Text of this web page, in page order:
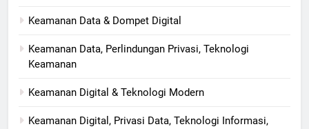
Keamanan Data & Dompet Digital
Keamanan Data, Perlindungan Privasi, Teknologi
Keamanan
Keamanan Digital & Teknologi Modern
Keamanan Digital, Privasi Data, Teknologi Informasi,